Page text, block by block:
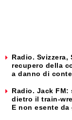
Radio. Svizzera,
recupero della
a danno di
Radio. Jack
dietro il train-
E non esente